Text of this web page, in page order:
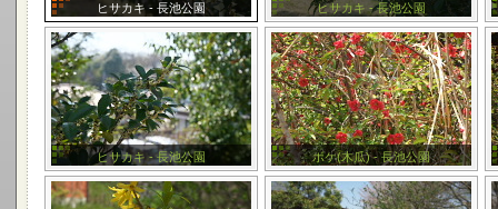
ヒサカキ - 長池公園 ヒサカキ - 長池公園
ヒサカキ - 長池公園 ボケ(木瓜) - 長池公園